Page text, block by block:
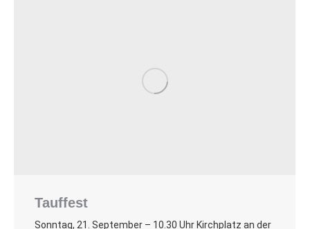
Tauffest
Sonntag, 21. September – 10.30 Uhr Kirchplatz an der